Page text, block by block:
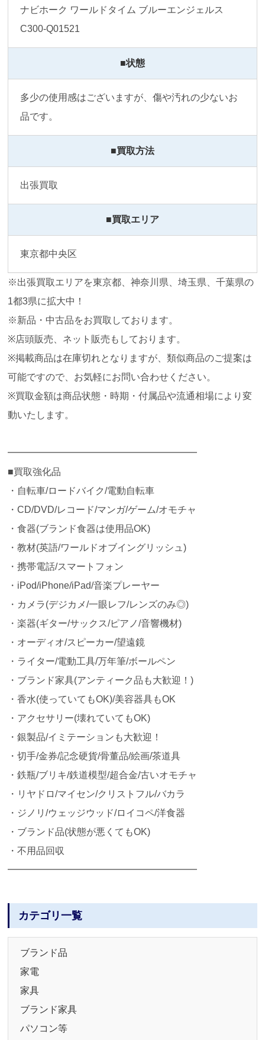
ナビホーク ワールドタイム ブルーエンジェルス
C300-Q01521
■状態
多少の使用感はございますが、傷や汚れの少ないお
品です。
■買取方法
出張買取
■買取エリア
東京都中央区
※出張買取エリアを東京都、神奈川県、埼玉県、千葉県の
1都3県に拡大中！
※新品・中古品をお買取しております。
※店頭販売、ネット販売もしております。
※掲載商品は在庫切れとなりますが、類似商品のご提案は
可能ですので、お気軽にお問い合わせください。
※買取金額は商品状態・時期・付属品や流通相場により変
動いたします。
━━━━━━━━━━━━━━━━━━━━
■買取強化品
・自転車/ロードバイク/電動自転車
・CD/DVD/レコード/マンガ/ゲーム/オモチャ
・食器(ブランド食器は使用品OK)
・教材(英語/ワールドオブイングリッシュ)
・携帯電話/スマートフォン
・iPod/iPhone/iPad/音楽プレーヤー
・カメラ(デジカメ/一眼レフ/レンズのみ◎)
・楽器(ギター/サックス/ピアノ/音響機材)
・オーディオ/スピーカー/望遠鏡
・ライター/電動工具/万年筆/ボールペン
・ブランド家具(アンティーク品も大歓迎！)
・香水(使っていてもOK)/美容器具もOK
・アクセサリー(壊れていてもOK)
・銀製品/イミテーションも大歓迎！
・切手/金券/記念硬貨/骨董品/絵画/茶道具
・鉄瓶/ブリキ/鉄道模型/超合金/古いオモチャ
・リヤドロ/マイセン/クリストフル/バカラ
・ジノリ/ウェッジウッド/ロイコペ/洋食器
・ブランド品(状態が悪くてもOK)
・不用品回収
━━━━━━━━━━━━━━━━━━━━
カテゴリ一覧
ブランド品
家電
家具
ブランド家具
パソコン等